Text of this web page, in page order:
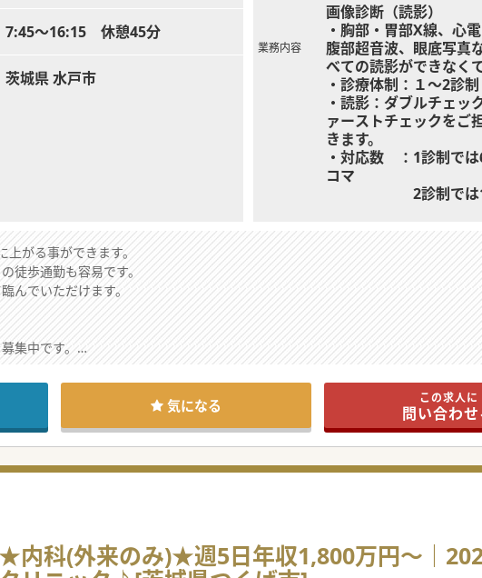
7:45～16:15 休憩45分
茨城県 水戸市
業務内容
画像診断（読影）
・胸部・胃部X線、心
腹部超音波、眼底写
べての読影ができなく
・診療体制：１～2診制
・読影：ダブルチェッ
ァーストチェックをご
きます。
・対応数 ：1診制で
コマ
2診制では110
・医師体制：法人内健
で3名 ※2025年7月時
・当直有無（なし）、
（なし）、昼食（お弁
て用意
がる事ができます。
徒歩通勤も容易です。
んでいただけます。
集中です。
ください。
気になる この求人に
問い合わせ
内科(外来のみ)★週5日年収1,800万円～｜